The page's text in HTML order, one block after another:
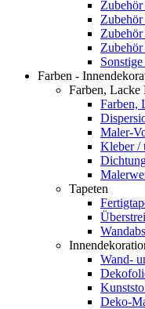
Zubehör
Farben -
Farben, Lacke
Farben,
Maler-
Kleber /
Tapeten
Wand-
Deko-